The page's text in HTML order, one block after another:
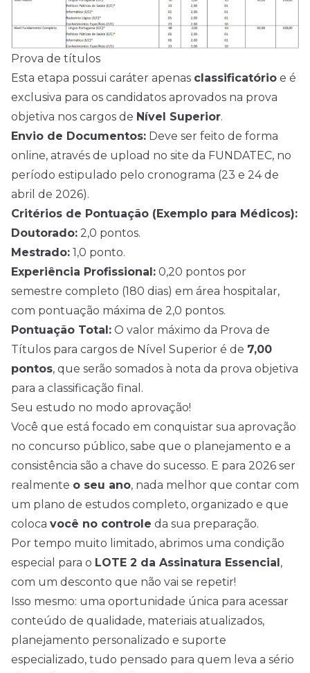
Prova de títulos
Esta etapa possui caráter apenas classificatório e é
exclusiva para os candidatos aprovados na prova
objetiva nos cargos de Nível Superior.
Envio de Documentos: Deve ser feito de forma
online, através de upload no site da FUNDATEC, no
período estipulado pelo cronograma (23 e 24 de
abril de 2026).
Critérios de Pontuação (Exemplo para Médicos):
Doutorado: 2,0 pontos.
Mestrado: 1,0 ponto.
Experiência Profissional: 0,20 pontos por
semestre completo (180 dias) em área hospitalar,
com pontuação máxima de 2,0 pontos.
Pontuação Total: O valor máximo da Prova de
Títulos para cargos de Nível Superior é de 7,00
pontos, que serão somados à nota da prova objetiva
para a classificação final.
Seu estudo no modo aprovação!
Você que está focado em conquistar sua aprovação
no concurso público, sabe que o planejamento e a
consistência são a chave do sucesso. E para 2026 ser
realmente o seu ano, nada melhor que contar com
um plano de estudos completo, organizado e que
coloca você no controle da sua preparação.
Por tempo muito limitado, abrimos uma condição
especial para o LOTE 2 da Assinatura Essencial,
com um desconto que não vai se repetir!
Isso mesmo: uma oportunidade única para acessar
conteúdo de qualidade, materiais atualizados,
planejamento personalizado e suporte
especializado, tudo pensado para quem leva a sério